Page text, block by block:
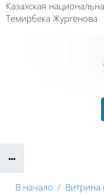
Перейти к основному
Казахская
Темирбека Жургенова
В начало Витрина